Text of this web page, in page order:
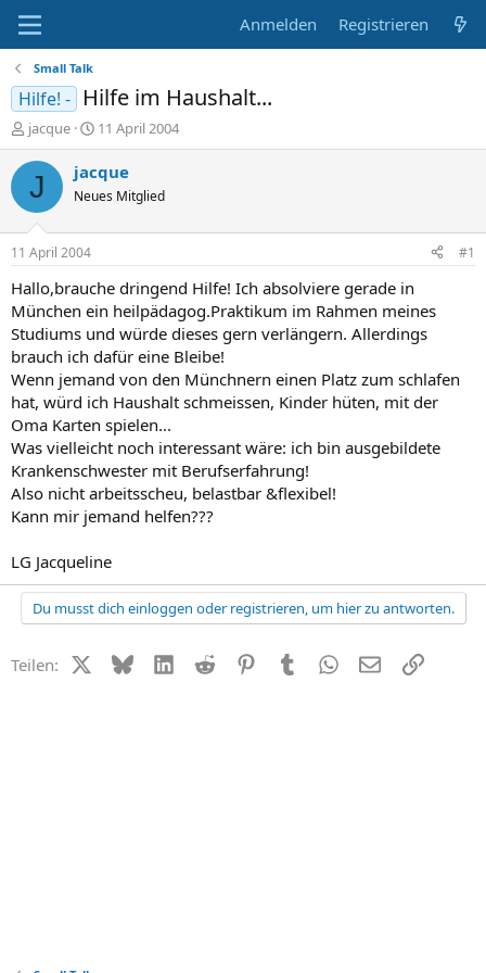
Anmelden Registrieren
Small Talk
Hilfe! - Hilfe im Haushalt...
E
r
s
e
r
jacque
E
r
s
e
t
a
m
11 April 2004
J jacque
Neues Mitglied
11 April 2004 #1
Hallo,brauche dringend Hilfe! Ich absolviere gerade in
München ein heilpädagog.Praktikum im Rahmen meines
Studiums und würde dieses gern verlängern. Allerdings
brauch ich dafür eine Bleibe!
Wenn jemand von den Münchnern einen Platz zum schlafen
hat, würd ich Haushalt schmeissen, Kinder hüten, mit der
Oma Karten spielen...
Was vielleicht noch interessant wäre: ich bin ausgebildete
Krankenschwester mit Berufserfahrung!
Also nicht arbeitsscheu, belastbar &flexibel!
Kann mir jemand helfen???
LG Jacqueline
Du musst dich einloggen oder registrieren, um hier zu antworten.
Teilen: X (Twitter)
BlueskyLinkedIn
Reddit PinterestTumblr WhatsApp
E-MailLink